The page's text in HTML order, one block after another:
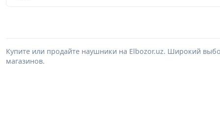
Купите или продайте наушники на Elbozor.uz. Широкий
магазинов.